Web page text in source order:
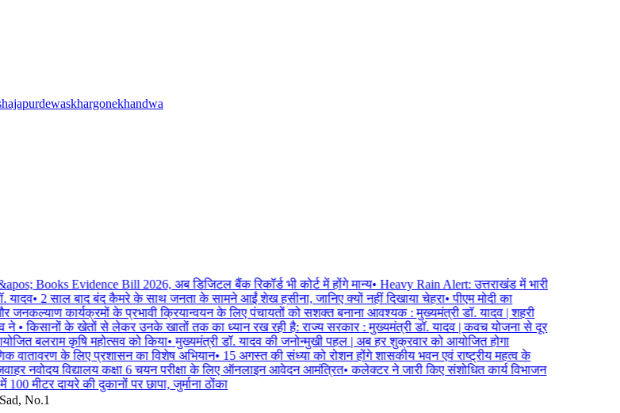
dewaskhargonekhandwa
Books Evidence Bill 2026, अब डिजिटल बैंक रिकॉर्ड भी कोर्ट में होंगे मान्य•Heavy Rain Alert: उत्तराखंड में भारी
•2 साल बाद बंद कैमरे के साथ जनता के सामने आईं शेख हसीना, जानिए क्यों नहीं दिखाया चेहरा•पीएम मोदी का
जनकल्याण कार्यक्रमों के प्रभावी क्रियान्वयन के लिए पंचायतों को सशक्त बनाना आवश्यक : मुख्यमंत्री डॉ. यादव | शहरी
ने•किसानों के खेतों से लेकर उनके खातों तक का ध्यान रख रही है: राज्य सरकार : मुख्यमंत्री डॉ. यादव | कवच योजना से दूर
बलराम कृषि महोत्सव को किया•मुख्यमंत्री डॉ. यादव की जनोन्मुखी पहल | अब हर शुक्रवार को आयोजित होगा
वातावरण के लिए प्रशासन का विशेष अभियान•15 अगस्त की संध्या को रोशन होंगे शासकीय भवन एवं राष्ट्रीय महत्व के
नवोदय विद्यालय कक्षा 6 चयन परीक्षा के लिए ऑनलाइन आवेदन आमंत्रित•कलेक्टर ने जारी किए संशोधित कार्य विभाजन
मीटर दायरे की दुकानों पर छापा, जुर्माना ठोंका
No.1